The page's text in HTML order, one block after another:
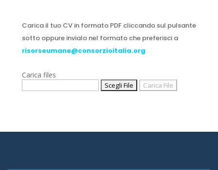
Carica il tuo CV in formato PDF cliccando sul pulsante
sotto oppure invialo nel formato che preferisci a
risorseumane@consorzioitalia.org
Carica files